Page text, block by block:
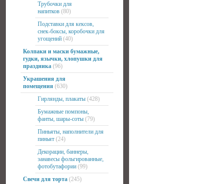
Трубочки для
напитков (80)
Подставки для кексов,
снек-боксы, коробочки для
угощений (40)
Колпаки и маски бумажные,
гудки, язычки, хлопушки для
праздника (96)
Украшения для
помещения (630)
Гирлянды, плакаты (428)
Бумажные помпоны,
фанты, шары-соты (79)
Пиньяты, наполнители для
пиньят (24)
Декорации, баннеры,
занавесы фольгированные,
фотобутафории (99)
Свечи для торта (245)